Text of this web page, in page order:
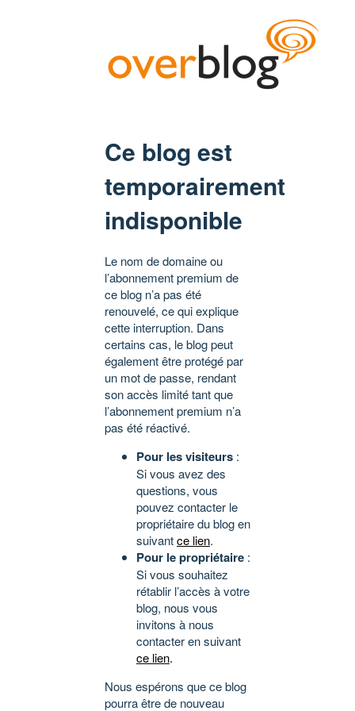
Ce blog est
temporairement
indisponible
Le nom de domaine ou
l’abonnement premium de
ce blog n’a pas été
renouvelé, ce qui explique
cette interruption. Dans
certains cas, le blog peut
également être protégé par
un mot de passe, rendant
son accès limité tant que
l’abonnement premium n’a
pas été réactivé.
Pour les visiteurs :
Si vous avez des
questions, vous
pouvez contacter le
propriétaire du blog en
suivantce lien.
Pour le propriétaire :
Si vous souhaitez
rétablir l’accès à votre
blog, nous vous
invitons à nous
contacter en suivant
ce lien.
Nous espérons que ce blog
pourra être de nouveau